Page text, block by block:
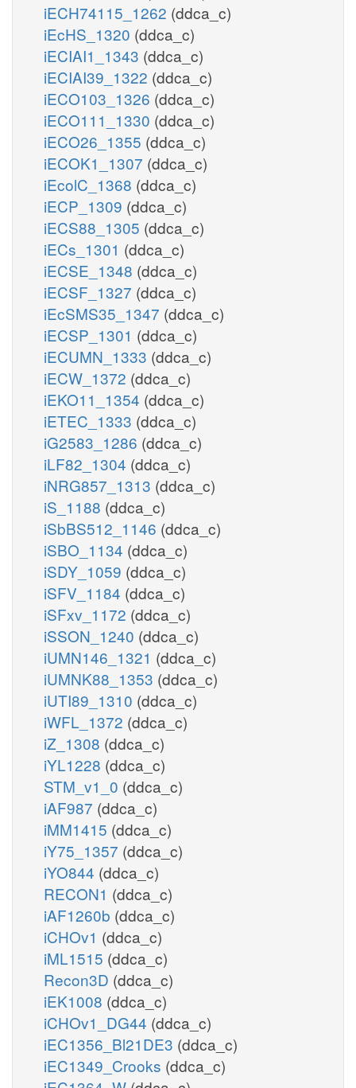
iECH74115_1262 (ddca_c)
iEcHS_1320 (ddca_c)
iECIAI1_1343 (ddca_c)
iECIAI39_1322 (ddca_c)
iECO103_1326 (ddca_c)
iECO111_1330 (ddca_c)
iECO26_1355 (ddca_c)
iECOK1_1307 (ddca_c)
iEcolC_1368 (ddca_c)
iECP_1309 (ddca_c)
iECS88_1305 (ddca_c)
iECs_1301 (ddca_c)
iECSE_1348 (ddca_c)
iECSF_1327 (ddca_c)
iEcSMS35_1347 (ddca_c)
iECSP_1301 (ddca_c)
iECUMN_1333 (ddca_c)
iECW_1372 (ddca_c)
iEKO11_1354 (ddca_c)
iETEC_1333 (ddca_c)
iG2583_1286 (ddca_c)
iLF82_1304 (ddca_c)
iNRG857_1313 (ddca_c)
iS_1188 (ddca_c)
iSbBS512_1146 (ddca_c)
iSBO_1134 (ddca_c)
iSDY_1059 (ddca_c)
iSFV_1184 (ddca_c)
iSFxv_1172 (ddca_c)
iSSON_1240 (ddca_c)
iUMN146_1321 (ddca_c)
iUMNK88_1353 (ddca_c)
iUTI89_1310 (ddca_c)
iWFL_1372 (ddca_c)
iZ_1308 (ddca_c)
iYL1228 (ddca_c)
STM_v1_0 (ddca_c)
iAF987 (ddca_c)
iMM1415 (ddca_c)
iY75_1357 (ddca_c)
iYO844 (ddca_c)
RECON1 (ddca_c)
iAF1260b (ddca_c)
iCHOv1 (ddca_c)
iML1515 (ddca_c)
Recon3D (ddca_c)
iEK1008 (ddca_c)
iCHOv1_DG44 (ddca_c)
iEC1356_Bl21DE3 (ddca_c)
iEC1349_Crooks (ddca_c)